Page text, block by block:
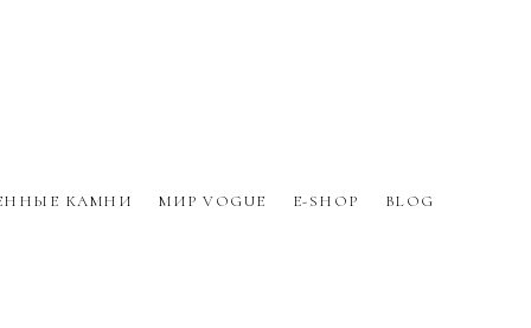
КАМНИ МИР VOGUE E-SHOP BLOG